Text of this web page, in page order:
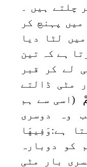
چلتے ہیں ۔
پہنچ کر
لٹا دیا
ہے کہ تین
لے کر قبر
مٹی ڈالتے
(اسی سے ہم
وہ دوسری
ہے:وَفِيهَا
کو دوبارہ
بار مٹی